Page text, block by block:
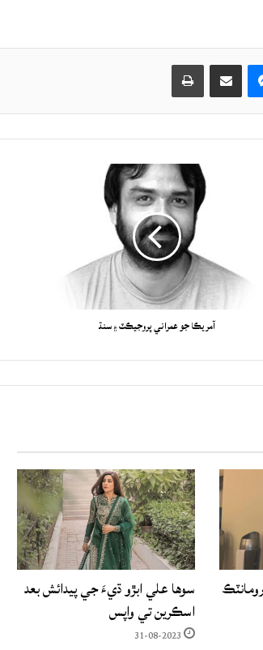
حصيداري ڪريو اي ميل ذريعي
آمريڪا جو عمراني پروجيڪٽ ۽ سنڌ
سوها علي ابڙو ڌيءَ جي پيدائش بعد
اسڪرين تي واپس
31-08-2023